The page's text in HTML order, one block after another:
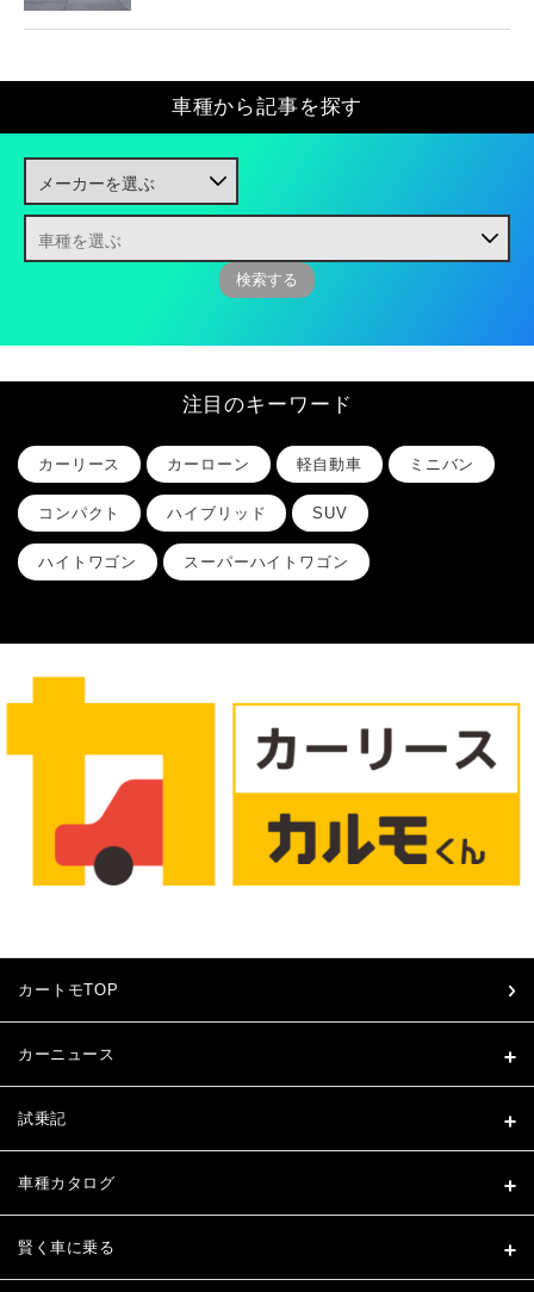
車種から記事を探す
注目のキーワード
カーリース カーローン 軽自動車 ミニバン
コンパクト ハイブリッド SUV
ハイトワゴン スーパーハイトワゴン
カートモTOP
カーニュース
試乗記
車種カタログ
賢く車に乗る